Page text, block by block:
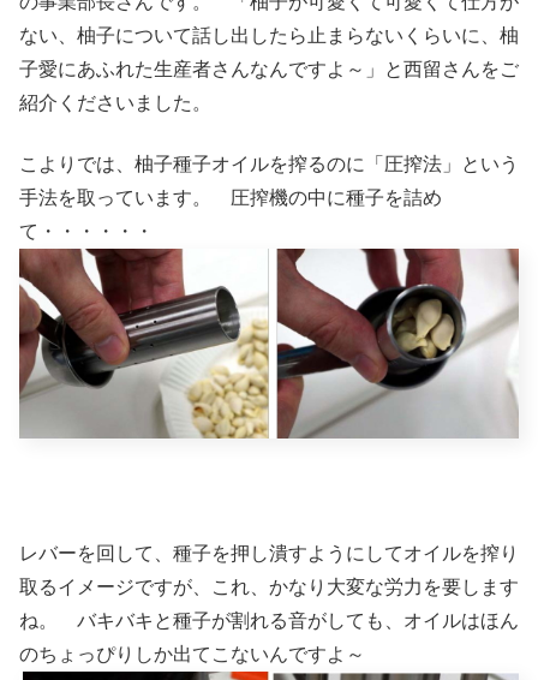
ない、柚子について話し出したら止まらないくらいに、柚
子愛にあふれた生産者さんなんですよ～」と西留さんをご
紹介くださいました。
こよりでは、柚子種子オイルを搾るのに「圧搾法」という
手法を取っています。 圧搾機の中に種子を詰め
て・・・・・・
レバーを回して、種子を押し潰すようにしてオイルを搾り
取るイメージですが、これ、かなり大変な労力を要します
ね。 バキバキと種子が割れる音がしても、オイルはほん
のちょっぴりしか出てこないんですよ～